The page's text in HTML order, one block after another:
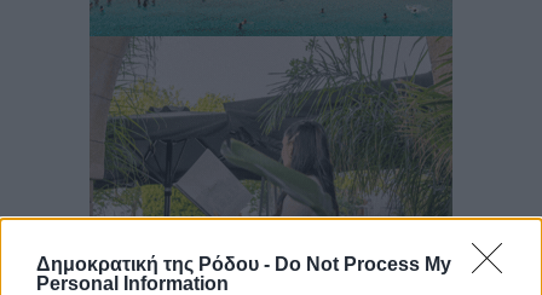
Δημοκρατική της Ρόδου - Do Not Process My
Personal Information